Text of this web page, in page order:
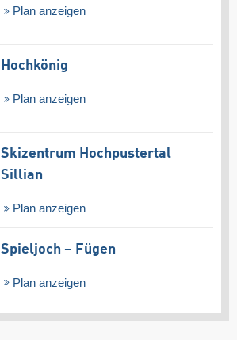
Plan anzeigen
Hochkönig
Plan anzeigen
Skizentrum Hochpustertal
Sillian
Plan anzeigen
Spieljoch – Fügen
Plan anzeigen